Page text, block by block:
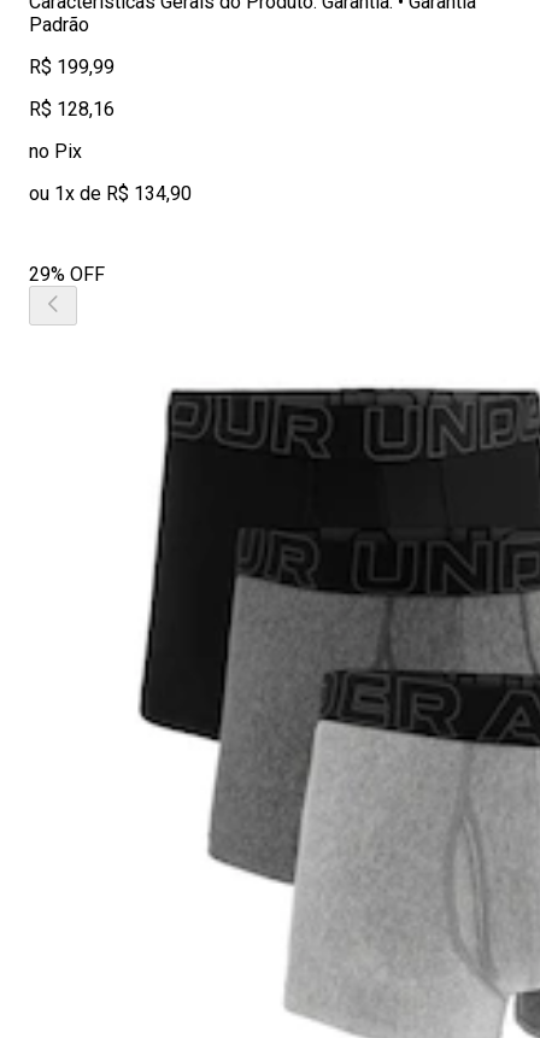
Padrão
R$ 199,99
R$ 128,16
no Pix
ou 1x de R$ 134,90
29% OFF